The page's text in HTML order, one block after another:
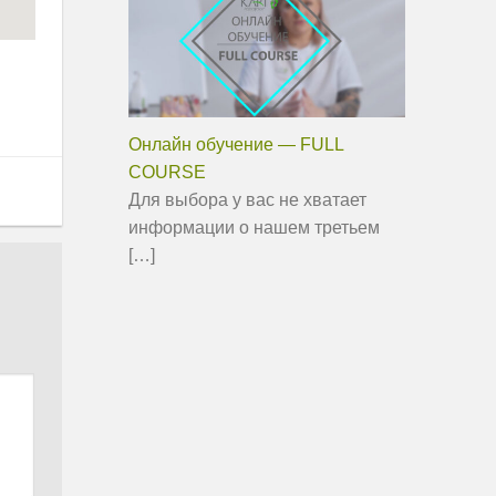
Онлайн обучение — FULL
COURSE
Для выбора у вас не хватает
информации о нашем третьем
[…]